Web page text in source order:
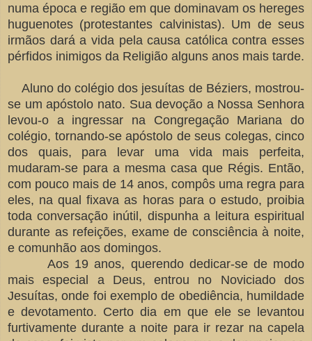
numa época e região em que dominavam os hereges
huguenotes (protestantes calvinistas). Um de seus
irmãos dará a vida pela causa católica contra esses
pérfidos inimigos da Religião alguns anos mais tarde.
Aluno do colégio dos jesuítas de Béziers, mostrou-
se um apóstolo nato. Sua devoção a Nossa Senhora
levou-o a ingressar na Congregação Mariana do
colégio, tornando-se apóstolo de seus colegas, cinco
dos quais, para levar uma vida mais perfeita,
mudaram-se para a mesma casa que Régis. Então,
com pouco mais de 14 anos, compôs uma regra para
eles, na qual fixava as horas para o estudo, proibia
toda conversação inútil, dispunha a leitura espiritual
durante as refeições, exame de consciência à noite,
e comunhão aos domingos.
Aos 19 anos, querendo dedicar-se de modo
mais especial a Deus, entrou no Noviciado dos
Jesuítas, onde foi exemplo de obediência, humildade
e devotamento. Certo dia em que ele se levantou
furtivamente durante a noite para ir rezar na capela